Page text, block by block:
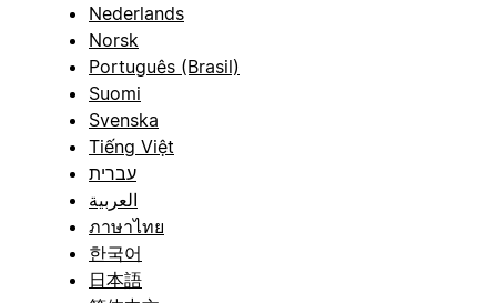
Nederlands
Norsk
Português (Brasil)
Suomi
Svenska
Tiếng Việt
עברית
العربية
ภาษาไทย
한국어
日本語